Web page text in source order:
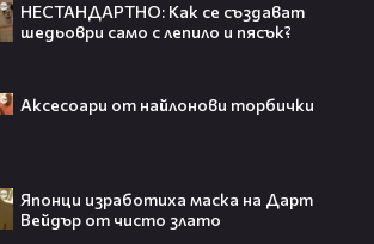
НЕСТАНДАРТНО: Как се създават
шедьоври само с лепило и пясък?
Аксесоари от найлонови торбички
Японци изработиха маска на Дарт
Вейдър от чисто злато
„Papaoutai“ всъщност не е изпят
Елиът Пейдж разкри истинската